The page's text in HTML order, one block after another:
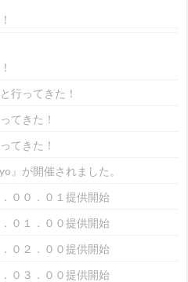
行ってきた！
てきた！
てきた！
』が開催されました。
００．０１提供開始
０１．００提供開始
０２．００提供開始
０３．００提供開始